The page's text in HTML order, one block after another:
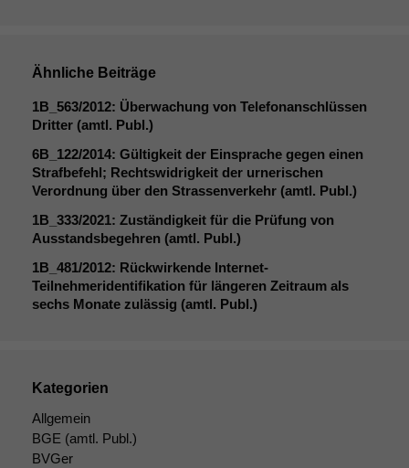
Ähnliche Beiträge
1B_563/2012: Überwachung von Telefonanschlüssen
Dritter (amtl. Publ.)
6B_122/2014: Gültigkeit der Einsprache gegen einen
Strafbefehl; Rechtswidrigkeit der urnerischen
Verordnung über den Strassenverkehr (amtl. Publ.)
1B_333/2021: Zuständigkeit für die Prüfung von
Ausstandsbegehren (amtl. Publ.)
1B_481/2012: Rückwirkende Internet-
Teilnehmeridentifikation für längeren Zeitraum als
sechs Monate zulässig (amtl. Publ.)
Kategorien
Allgemein
BGE (amtl. Publ.)
BVGer
Diese
optional, es
braucht sie,
damit die
Website
korrekt
angezeigt
werden kann.